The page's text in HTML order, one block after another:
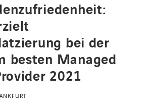
bei der
besten Managed
2021